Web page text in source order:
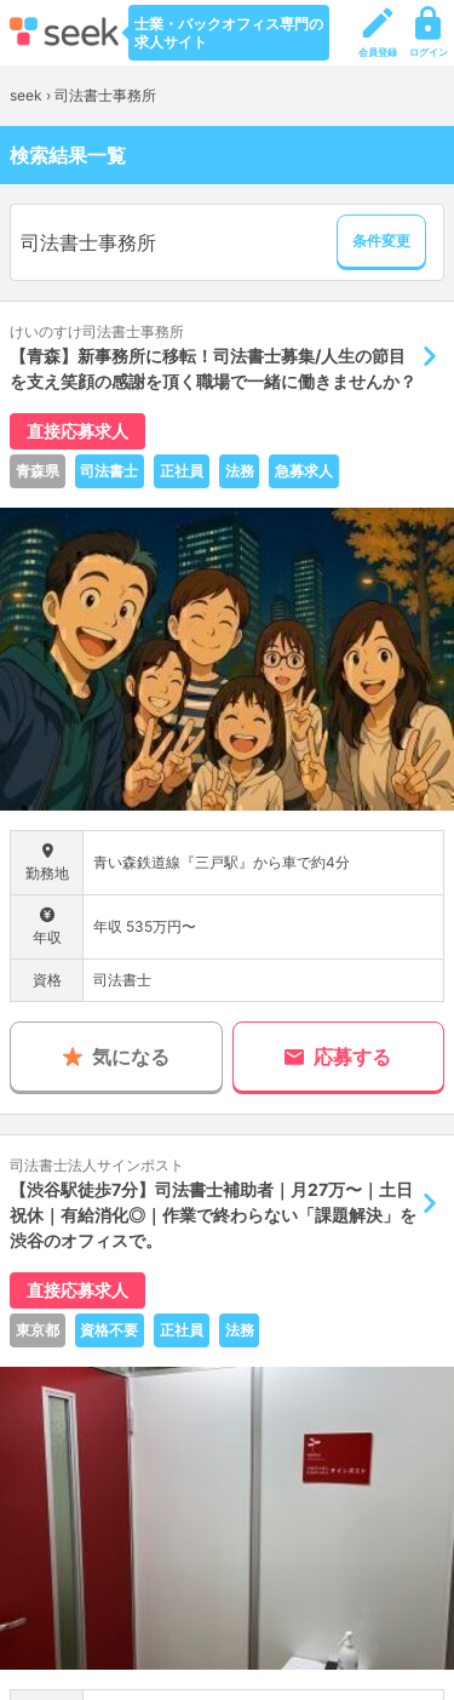
士業・バックオフィス専門の
求人サイト
会員登録 ログイン
seek › 司法書士事務所
検索結果一覧
司法書士事務所 条件変更
けいのすけ司法書士事務所
【青森】新事務所に移転！司法書士募集/人生の節目
を支え笑顔の感謝を頂く職場で一緒に働きませんか？
直接応募求人
青森県 司法書士 正社員 法務 急募求人
勤務地
青い森鉄道線『三戸駅』から車で約4分
年収
年収 535万円〜
資格 司法書士
気になる 応募する
司法書士法人サインポスト
【渋谷駅徒歩7分】司法書士補助者｜月27万〜｜土日
祝休｜有給消化◎｜作業で終わらない「課題解決」を
渋谷のオフィスで。
直接応募求人
東京都 資格不要 正社員 法務